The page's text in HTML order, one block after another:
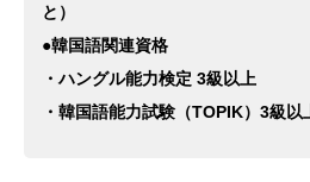
と）
●韓国語関連資格
・ハングル能力検定 3級以上
・韓国語能力試験（TOPIK）3級以